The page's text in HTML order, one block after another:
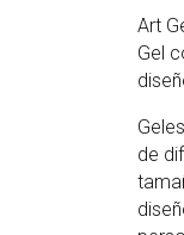
Art
Gel
de